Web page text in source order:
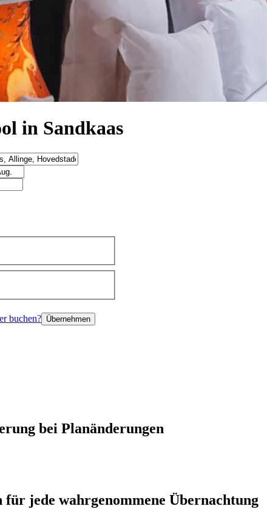
in Sandkaas
buchen? Übernehmen
bei Planänderungen
für jede wahrgenommene Übernachtung